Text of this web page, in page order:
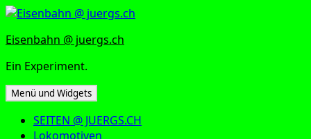
Zum
springen
Eisenbahn @ juergs.ch
Ein Experiment.
Menü und Widgets
SEITEN @ JUERGS.CH
Lokomotiven